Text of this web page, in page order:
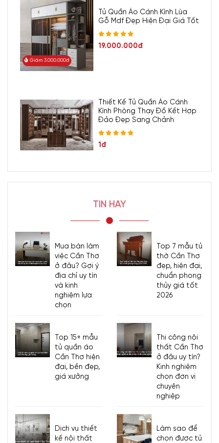
Giảm 3.000.000đ
Tủ Quần Áo Cánh Kính Lùa
Gỗ Mdf Đẹp Hiện Đại Giá Tốt
19.000.000đ
Thiết Kế Tủ Quần Áo Cánh
Kính Phòng Thay Đồ Kết Hợp
Đảo Đẹp Sang Chảnh
1đ
TIN HAY
Mua bàn làm
việc Cần Thơ
ở đâu? Gợi ý
địa chỉ uy tín
và kinh
nghiệm lựa
chọn
Top 7 mẫu tủ
thờ Cần Thơ
đẹp, hiện đại,
chuẩn phong
thủy giá tốt
2026
Top 15+ mẫu
tủ quần áo
Cần Thơ hiện
đại, bền đẹp,
giá xưởng
Thi công nội
thất Cần Thơ
ở đâu uy tín?
Kinh nghiệm
chọn đơn vị
chuyên
nghiệp
Dịch vụ thiết
kế nội thất
Làm sao để
chọn được tủ